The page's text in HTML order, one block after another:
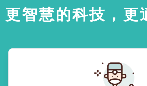
更智慧的科技，更